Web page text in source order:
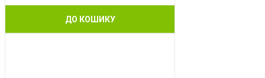
ДО КОШИКУ